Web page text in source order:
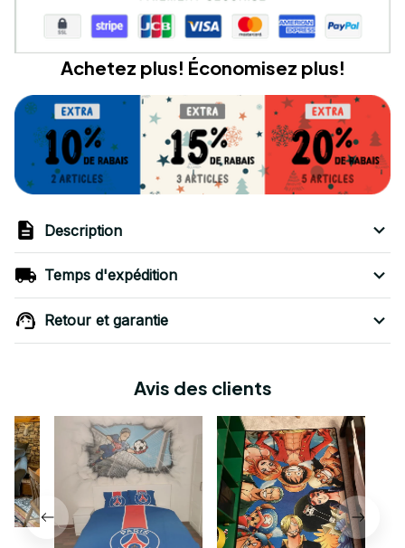
Achetez plus! Économisez plus!
Description
Temps d'expédition
Retour et garantie
Avis des clients